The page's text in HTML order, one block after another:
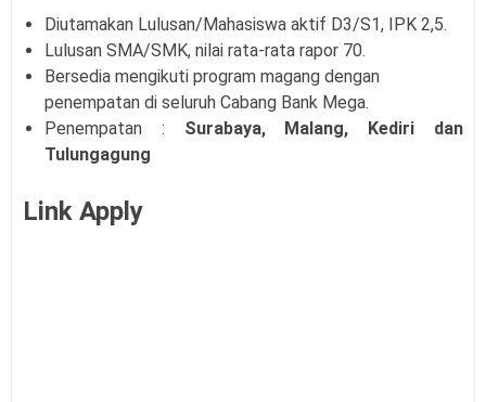
Diutamakan Lulusan/Mahasiswa aktif D3/S1, IPK 2,5.
Lulusan SMA/SMK, nilai rata-rata rapor 70.
Bersedia mengikuti program magang dengan
penempatan di seluruh Cabang Bank Mega.
Penempatan : Surabaya, Malang, Kediri dan
Tulungagung
Link Apply